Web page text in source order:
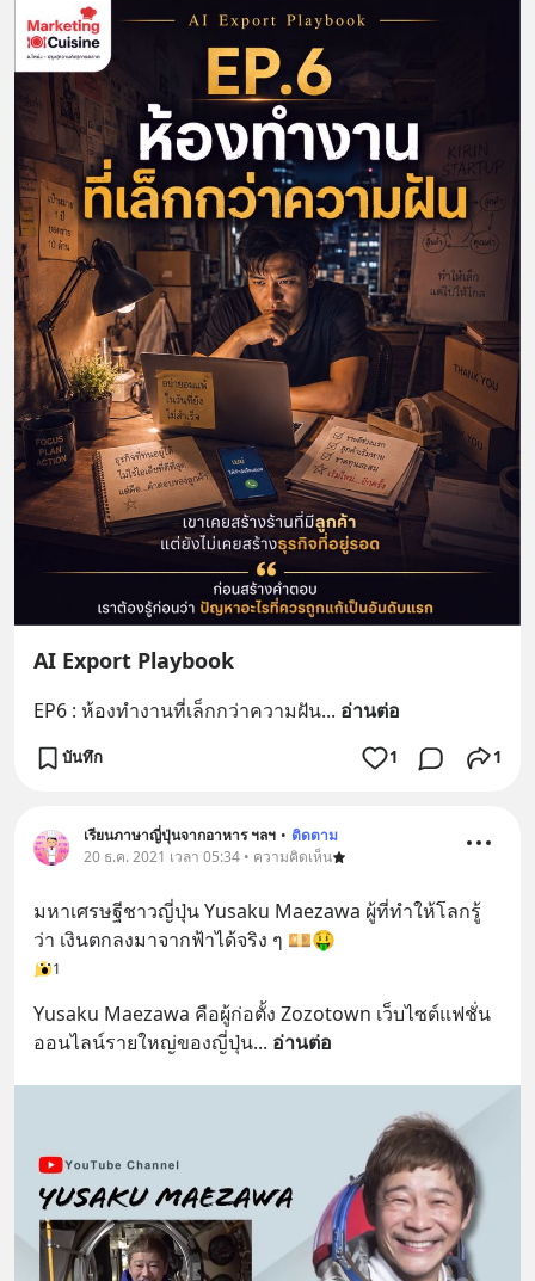
AI Export Playbook
EP6 : ห้องทำงานที่เล็กกว่าความฝัน... อ่านต่อ
บันทึก 1 1
เรียนภาษาญี่ปุ่นจากอาหาร ฯลฯ • ติดตาม
20 ธ.ค. 2021 เวลา 05:34 • ความคิดเห็น
มหาเศรษฐีชาวญี่ปุ่น Yusaku Maezawa ผู้ที่ทำให้โลกรู้
ว่า เงินตกลงมาจากฟ้าได้จริง ๆ 💴🤑
1
Yusaku Maezawa คือผู้ก่อตั้ง Zozotown เว็บไซต์แฟชั่น
ออนไลน์รายใหญ่ของญี่ปุ่น... อ่านต่อ